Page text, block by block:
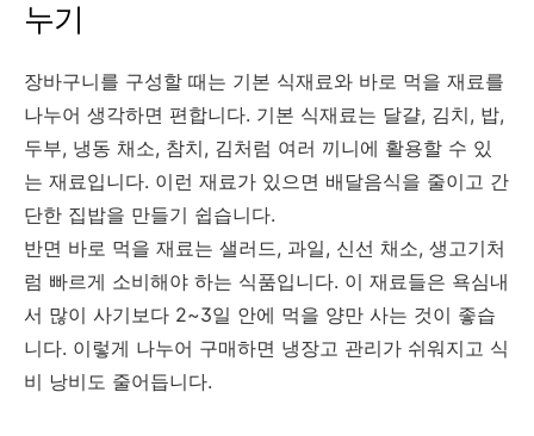
누기
장바구니를 구성할 때는 기본 식재료와 바로 먹을 재료를
나누어 생각하면 편합니다. 기본 식재료는 달걀, 김치, 밥,
두부, 냉동 채소, 참치, 김처럼 여러 끼니에 활용할 수 있
는 재료입니다. 이런 재료가 있으면 배달음식을 줄이고 간
단한 집밥을 만들기 쉽습니다.
반면 바로 먹을 재료는 샐러드, 과일, 신선 채소, 생고기처
럼 빠르게 소비해야 하는 식품입니다. 이 재료들은 욕심내
서 많이 사기보다 2~3일 안에 먹을 양만 사는 것이 좋습
니다. 이렇게 나누어 구매하면 냉장고 관리가 쉬워지고 식
비 낭비도 줄어듭니다.